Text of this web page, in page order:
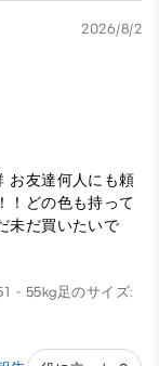
2026/8/2
お友達何人にも頼
！どの色も持って
未だ買いたいで
- 55kg足のサイズ: